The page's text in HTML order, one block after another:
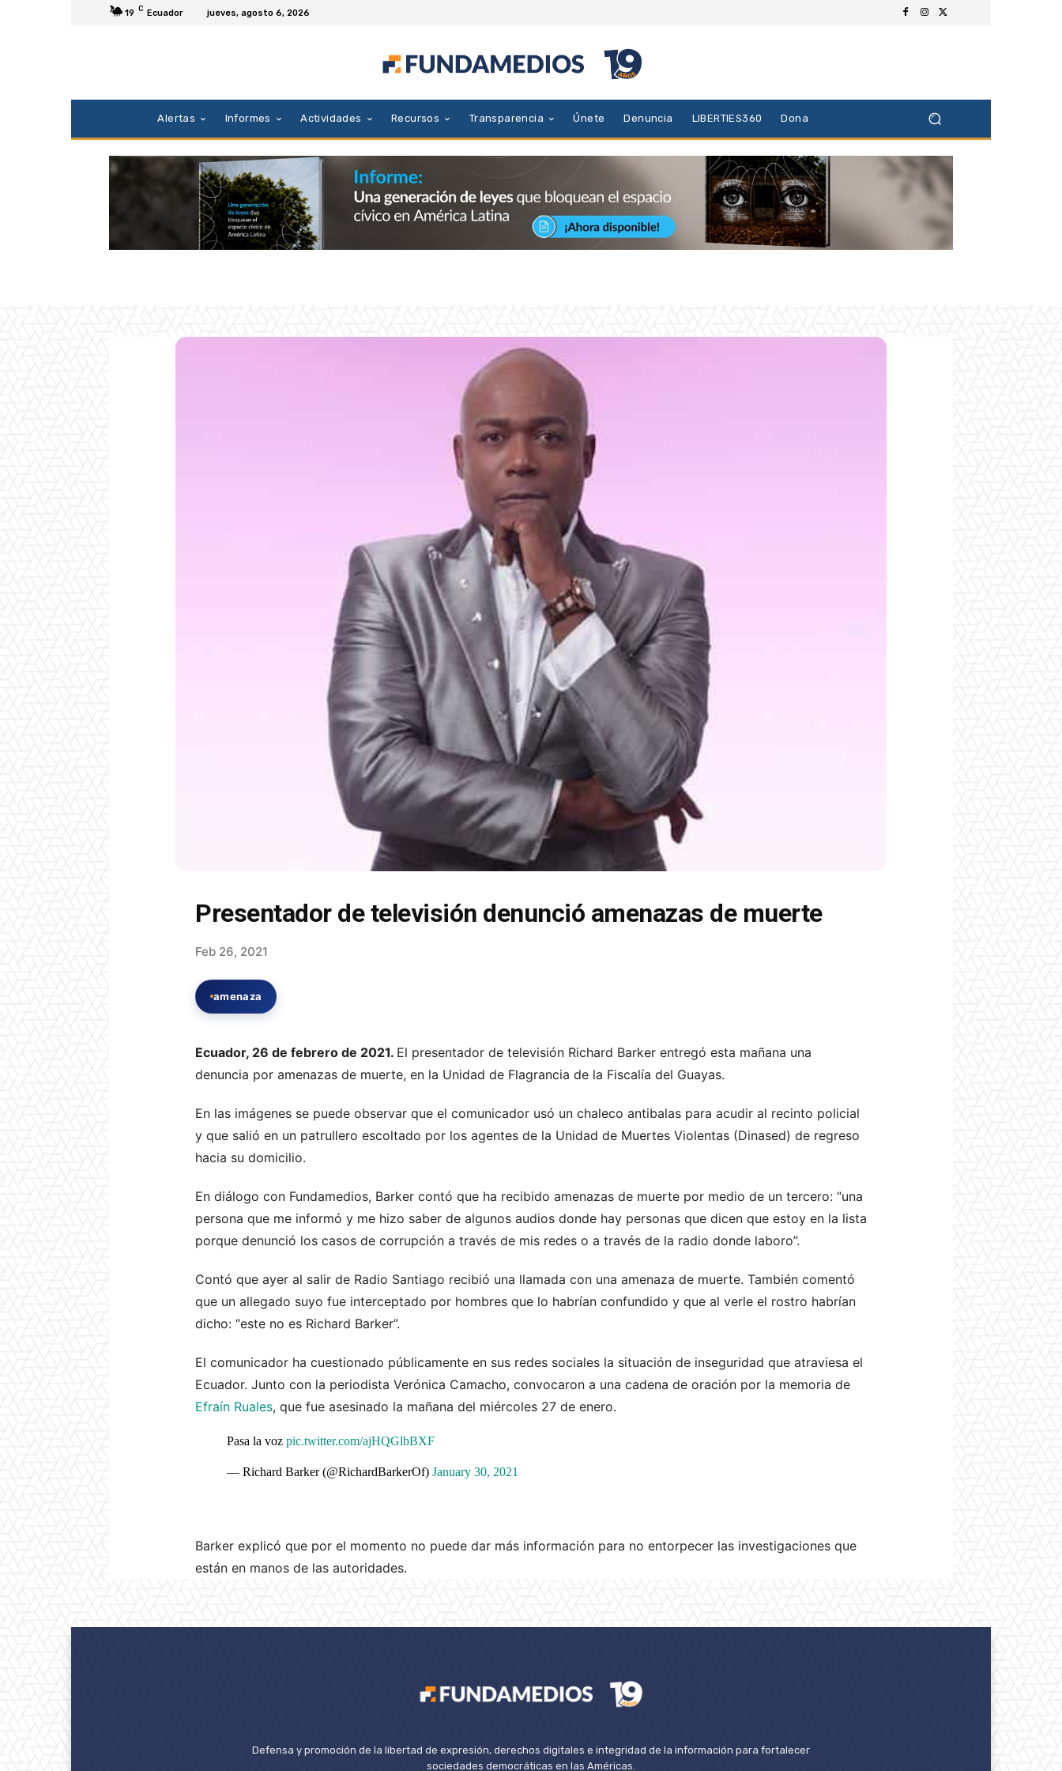
19 C Ecuador jueves, agosto 6, 2026
Alertas Informes Actividades Recursos Transparencia Únete Denuncia LIBERTIES360 Dona
Presentador de televisión denunció amenazas de muerte
Feb 26, 2021
amenaza
Ecuador, 26 de febrero de 2021. El presentador de televisión Richard Barker entregó esta mañana una
denuncia por amenazas de muerte, en la Unidad de Flagrancia de la Fiscalía del Guayas.
En las imágenes se puede observar que el comunicador usó un chaleco antibalas para acudir al recinto policial
y que salió en un patrullero escoltado por los agentes de la Unidad de Muertes Violentas (Dinased) de regreso
hacia su domicilio.
En diálogo con Fundamedios, Barker contó que ha recibido amenazas de muerte por medio de un tercero: “una
persona que me informó y me hizo saber de algunos audios donde hay personas que dicen que estoy en la lista
porque denunció los casos de corrupción a través de mis redes o a través de la radio donde laboro”.
Contó que ayer al salir de Radio Santiago recibió una llamada con una amenaza de muerte. También comentó
que un allegado suyo fue interceptado por hombres que lo habrían confundido y que al verle el rostro habrían
dicho: “este no es Richard Barker”.
El comunicador ha cuestionado públicamente en sus redes sociales la situación de inseguridad que atraviesa el
Ecuador. Junto con la periodista Verónica Camacho, convocaron a una cadena de oración por la memoria de
Efraín Ruales, que fue asesinado la mañana del miércoles 27 de enero.
Pasa la voz pic.twitter.com/ajHQGlbBXF
— Richard Barker (@RichardBarkerOf) January 30, 2021
Barker explicó que por el momento no puede dar más información para no entorpecer las investigaciones que
están en manos de las autoridades.
Defensa y promoción de la libertad de expresión, derechos digitales e integridad de la información para fortalecer
sociedades democráticas en las Américas.